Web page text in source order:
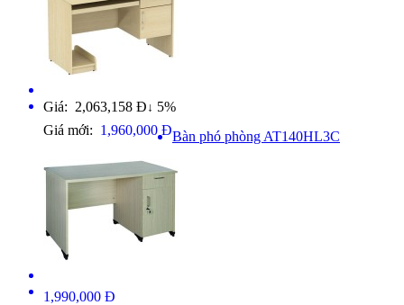
Giá: 2,063,158 Đ ↓ 5%
Giá mới: 1,960,000 ĐBàn phó phòng AT140HL3C
1,990,000 Đ